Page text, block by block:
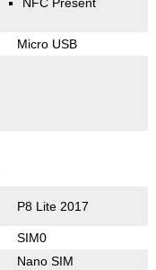
Micro USB
P8 Lite 2017
SIM0
Nano SIM